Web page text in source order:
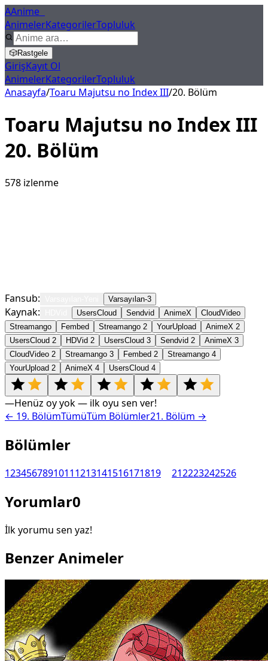
AAnime
AnimelerKategorilerTopluluk
🎲Rastgele
GirişKayıt Ol
AnimelerKategorilerTopluluk
Anasayfa/Toaru Majutsu no Index III/20. Bölüm
Toaru Majutsu no Index III
20. Bölüm
578 izlenme
Fansub: Varsayılan-3
Kaynak: UsersCloud Sendvid AnimeX
CloudVideo
Streamango
Fembed Streamango 2 YourUpload
AnimeX 2
UsersCloud 2
HDVid 2 UsersCloud 3 Sendvid 2
AnimeX 3
CloudVideo 2
Streamango 3 Fembed 2
Streamango 4
YourUpload 2
AnimeX 4 UsersCloud 4
—Henüz oy yok — ilk oyu sen ver!
← 19. BölümTümüTüm Bölümler21. Bölüm →
Bölümler
12345678910111213141516171819 212223242526
Yorumlar0
İlk yorumu sen yaz!
Benzer Animeler